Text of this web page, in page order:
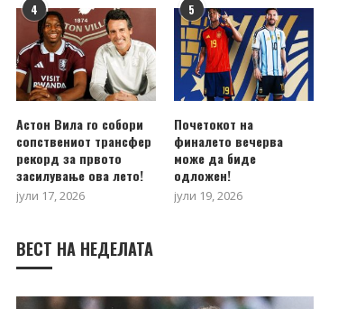
4
Астон Вила го собори
сопствениот трансфер
рекорд за првото
засилување ова лето!
јули 17, 2026
5
Почетокот на
финалето вечерва
може да биде
одложен!
јули 19, 2026
ВЕСТ НА НЕДЕЛАТА